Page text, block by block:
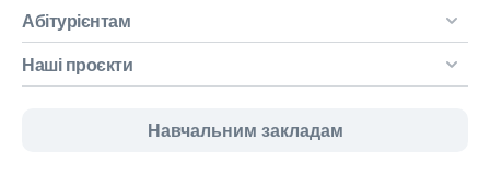
Абітурієнтам
Наші проєкти
Навчальним закладам